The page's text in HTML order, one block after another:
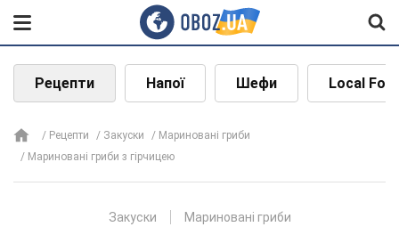
Рецепти Напої Шефи Local
Рецепти Закуски
Мариновані гриби
Мариновані гриби з гірчицею
Закуски Мариновані гриби